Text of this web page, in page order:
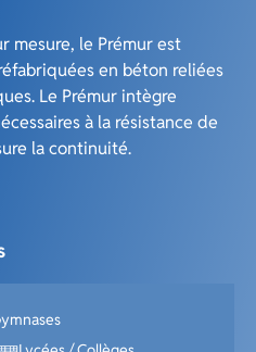
mesure, le Prémur est
en béton reliées
Le Prémur intègre
à la résistance de
la continuité.
et la manutention de
Il vous est livré en juste à
(électricité, mannequins,
une économie de
constante. Nos solutions
sécurité et